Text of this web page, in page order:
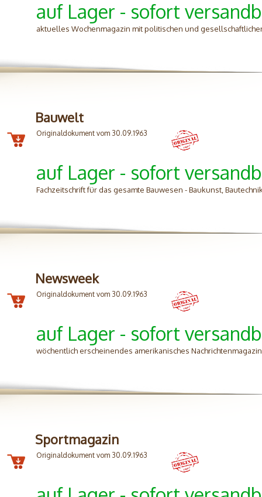
auf Lager - sofort
aktuelles Wochenmagazin mit politischen und
Bauwelt
Originaldokument vom 30.09.1963
auf Lager - sofort
Fachzeitschrift für das gesamte Bauwesen - Baukunst,
Newsweek
Originaldokument vom 30.09.1963
auf Lager - sofort
wöchentlich erscheinendes amerikanisches
Sportmagazin
Originaldokument vom 30.09.1963